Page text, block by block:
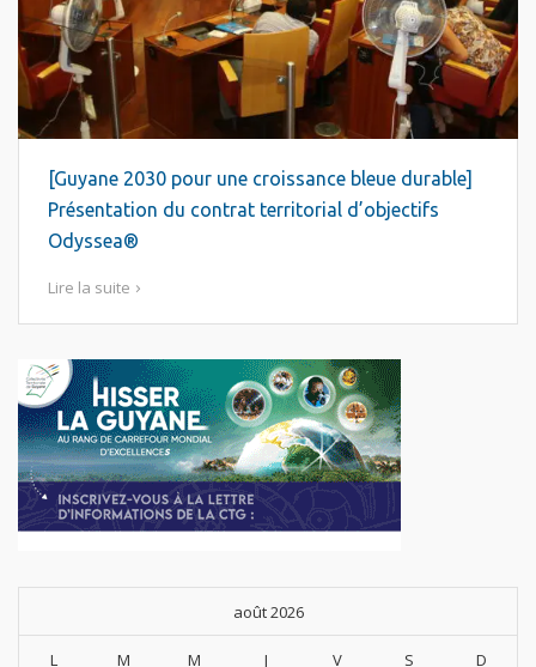
[Guyane 2030 pour une croissance bleue durable]
Présentation du contrat territorial d’objectifs
Odyssea®
Lire la suite
août 2026
L M M J V S D